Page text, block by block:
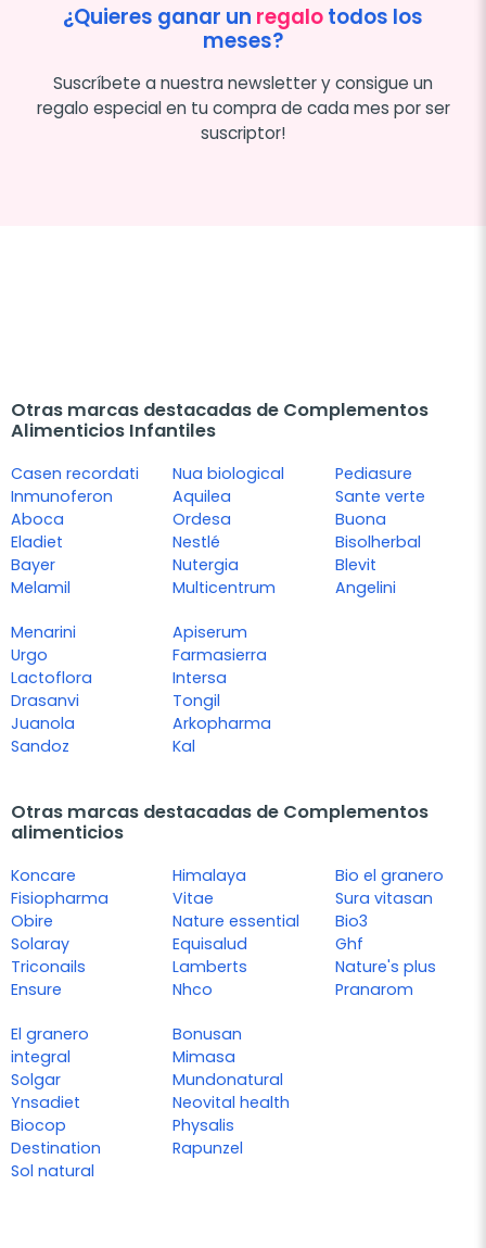
¿Quieres ganar un regalotodos los
meses?
Suscríbete a nuestra newsletter y consigue un
regalo especial en tu compra de cada mes por ser
suscriptor!
Otras marcas destacadas de Complementos
Alimenticios Infantiles
Casen recordati
Inmunoferon
Aboca
Eladiet
Bayer
Melamil
Nua biological
Aquilea
Ordesa
Nestlé
Nutergia
Multicentrum
Pediasure
Sante verte
Buona
Bisolherbal
Blevit
Angelini
Menarini
Urgo
Lactoflora
Drasanvi
Juanola
Sandoz
Apiserum
Farmasierra
Intersa
Tongil
Arkopharma
Kal
Otras marcas destacadas de Complementos
alimenticios
Koncare
Fisiopharma
Obire
Solaray
Triconails
Ensure
Himalaya
Vitae
Nature essential
Equisalud
Lamberts
Nhco
Bio el granero
Sura vitasan
Bio3
Ghf
Nature's plus
Pranarom
El granero
integral
Solgar
Ynsadiet
Biocop
Destination
Sol natural
Bonusan
Mimasa
Mundonatural
Neovital health
Physalis
Rapunzel